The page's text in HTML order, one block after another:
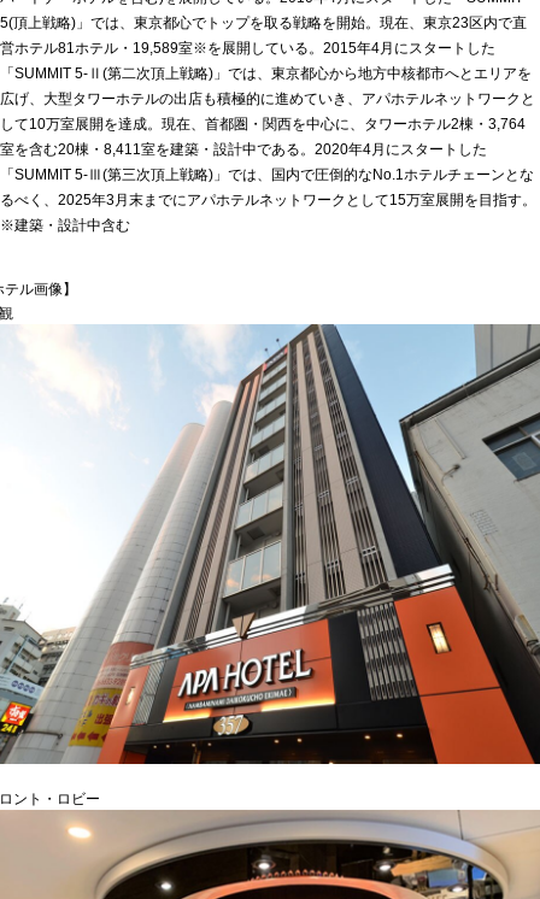
5(頂上戦略)」では、東京都心でトップを取る戦略を開始。現在、東京23区内で直
営ホテル81ホテル・19,589室※を展開している。2015年4月にスタートした
「SUMMIT 5-Ⅱ(第二次頂上戦略)」では、東京都心から地方中核都市へとエリアを
広げ、大型タワーホテルの出店も積極的に進めていき、アパホテルネットワークと
して10万室展開を達成。現在、首都圏・関西を中心に、タワーホテル2棟・3,764
室を含む20棟・8,411室を建築・設計中である。2020年4月にスタートした
「SUMMIT 5-Ⅲ(第三次頂上戦略)」では、国内で圧倒的なNo.1ホテルチェーンとな
るべく、2025年3月末までにアパホテルネットワークとして15万室展開を目指す。
※建築・設計中含む
ル画像】
ント・ロビー